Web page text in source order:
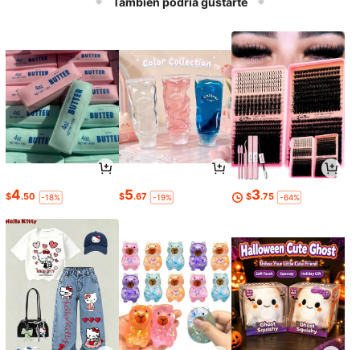
$4.50 -18% $5.67 -19% $3.75 -64%